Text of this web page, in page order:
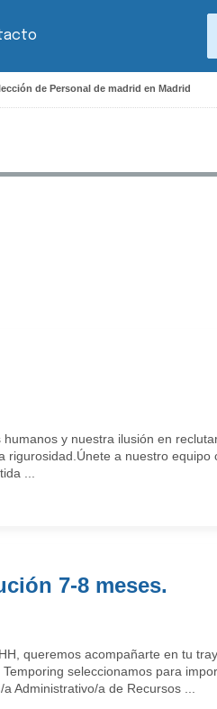
de Personal de madrid en Madrid
y nuestra ilusión en
a nuestro equipo
...
7-8 meses.
queremos acompañarte en tu
seleccionamos para
Administrativo/a de Recursos ...